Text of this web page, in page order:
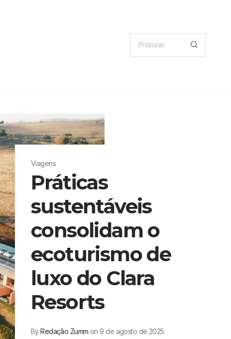
Viagens
Práticas
sustentáveis
consolidam o
ecoturismo de
luxo do Clara
Resorts
ByRedação Zumm on 9 de agosto de 2025